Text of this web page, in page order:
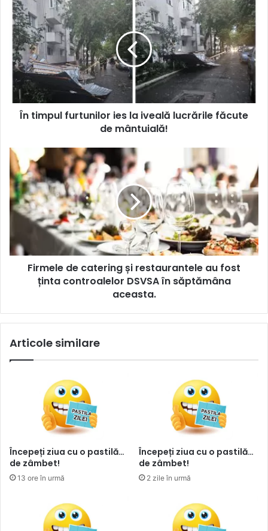
În timpul furtunilor ies la iveală lucrările făcute
de mântuială!
Firmele de catering și restaurantele au fost
ținta controalelor DSVSA în săptămâna
aceasta.
Articole similare
Începeți ziua cu o pastilă…
de zâmbet!
13 ore în urmă
Începeți ziua cu o pastilă…
de zâmbet!
2 zile în urmă